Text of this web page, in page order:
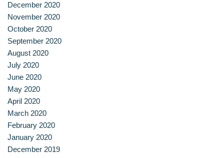
สาขาวิชาเทคโนโลยีการแปรรูปอาหาร
สาขาวิชาเทคโนโลยีอาหาร
สาขาวิชาโภชนาการและการประกอบอาหาร
สาขาวิชาโภชนาการและการประกอบอาหารเพื่อการสร้างเสริม
สมรรถภาพและการชะลอวัย
หน้าแรก
หลักสูตรอบรมฟรี (Reskill Upskill)
December 2020
November 2020
October 2020
September 2020
August 2020
July 2020
June 2020
May 2020
April 2020
March 2020
February 2020
January 2020
December 2019